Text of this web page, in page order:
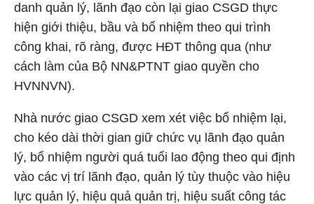
danh quản lý, lãnh đạo còn lại giao CSGD thực
hiện giới thiệu, bầu và bổ nhiệm theo qui trình
công khai, rõ ràng, được HĐT thông qua (như
cách làm của Bộ NN&PTNT giao quyền cho
HVNNVN).
Nhà nước giao CSGD xem xét việc bổ nhiệm lại,
cho kéo dài thời gian giữ chức vụ lãnh đạo quản
lý, bổ nhiệm người quá tuổi lao động theo qui định
vào các vị trí lãnh đạo, quản lý tùy thuộc vào hiệu
lực quản lý, hiệu quả quản trị, hiệu suất công tác